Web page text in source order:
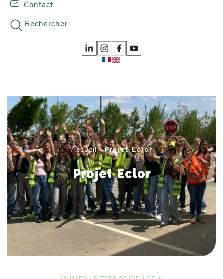
Skip to content
Contact
Rechercher
Accueil - Projet Eclor
Projet Eclor